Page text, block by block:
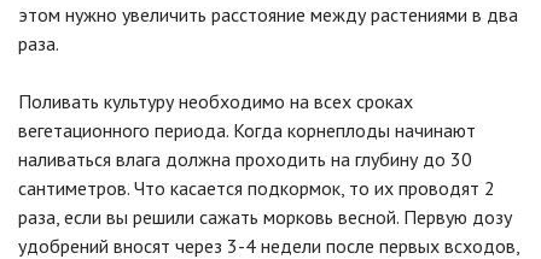
этом нужно увеличить расстояние между растениями в два
раза.
Поливать культуру необходимо на всех сроках
вегетационного периода. Когда корнеплоды начинают
наливаться влага должна проходить на глубину до 30
сантиметров. Что касается подкормок, то их проводят 2
раза, если вы решили сажать морковь весной. Первую дозу
удобрений вносят через 3-4 недели после первых всходов,